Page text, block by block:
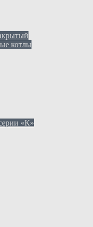
котлы
«К»